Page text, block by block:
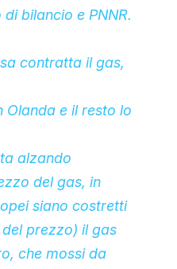
bilancio e PNNR.
contratta il gas,
Olanda e il resto lo
alzando
del gas, in
siano costretti
prezzo) il gas
che mossi da